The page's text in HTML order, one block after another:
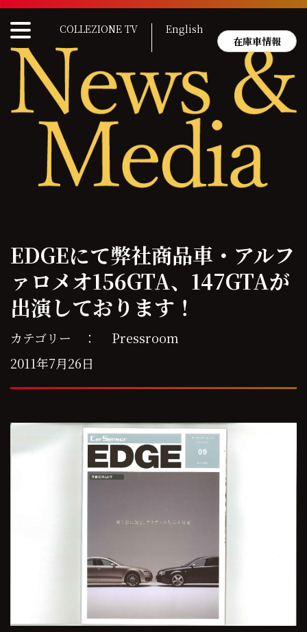
Skip
content
COLLEZIONE TV
English
在庫車情報
EDGEにて弊社商品車・アルフ
ァロメオ156GTA、147GTAが
出演しております！
カテゴリー ： Pressroom
2011年7月26日